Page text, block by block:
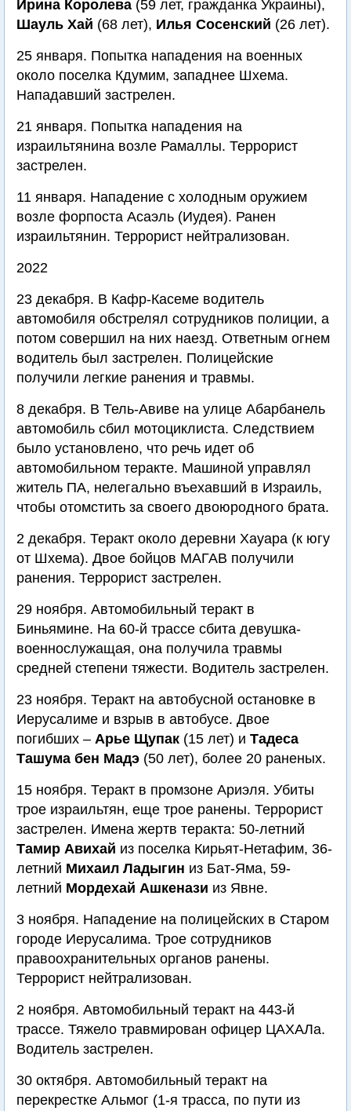
Ирина Королева (59 лет, гражданка Украины),
Шауль Хай (68 лет), Илья Сосенский (26 лет).
25 января. Попытка нападения на военных
около поселка Кдумим, западнее Шхема.
Нападавший застрелен.
21 января. Попытка нападения на
израильтянина возле Рамаллы. Террорист
застрелен.
11 января. Нападение с холодным оружием
возле форпоста Асаэль (Иудея). Ранен
израильтянин. Террорист нейтрализован.
2022
23 декабря. В Кафр-Касеме водитель
автомобиля обстрелял сотрудников полиции, а
потом совершил на них наезд. Ответным огнем
водитель был застрелен. Полицейские
получили легкие ранения и травмы.
8 декабря. В Тель-Авиве на улице Абарбанель
автомобиль сбил мотоциклиста. Следствием
было установлено, что речь идет об
автомобильном теракте. Машиной управлял
житель ПА, нелегально въехавший в Израиль,
чтобы отомстить за своего двоюродного брата.
2 декабря. Теракт около деревни Хауара (к югу
от Шхема). Двое бойцов МАГАВ получили
ранения. Террорист застрелен.
29 ноября. Автомобильный теракт в
Биньямине. На 60-й трассе сбита девушка-
военнослужащая, она получила травмы
средней степени тяжести. Водитель застрелен.
23 ноября. Теракт на автобусной остановке в
Иерусалиме и взрыв в автобусе. Двое
погибших – Арье Щупак (15 лет) и Тадеса
Ташума бен Мадэ (50 лет), более 20 раненых.
15 ноября. Теракт в промзоне Ариэля. Убиты
трое израильтян, еще трое ранены. Террорист
застрелен. Имена жертв теракта: 50-летний
Тамир Авихай из поселка Кирьят-Нетафим, 36-
летний Михаил Ладыгин из Бат-Яма, 59-
летний Мордехай Ашкенази из Явне.
3 ноября. Нападение на полицейских в Старом
городе Иерусалима. Трое сотрудников
правоохранительных органов ранены.
Террорист нейтрализован.
2 ноября. Автомобильный теракт на 443-й
трассе. Тяжело травмирован офицер ЦАХАЛа.
Водитель застрелен.
30 октября. Автомобильный теракт на
перекрестке Альмог (1-я трасса, по пути из